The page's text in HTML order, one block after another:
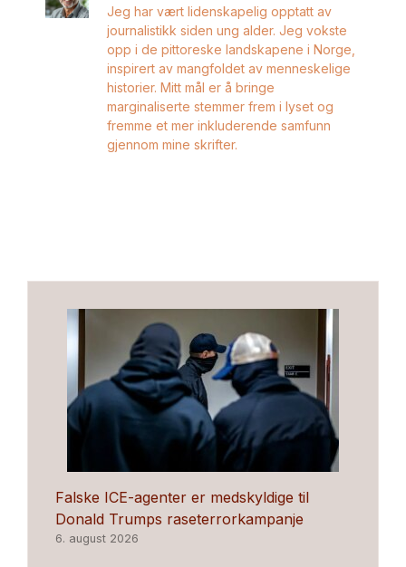
Jeg har vært lidenskapelig opptatt av
journalistikk siden ung alder. Jeg vokste
opp i de pittoreske landskapene i Norge,
inspirert av mangfoldet av menneskelige
historier. Mitt mål er å bringe
marginaliserte stemmer frem i lyset og
fremme et mer inkluderende samfunn
gjennom mine skrifter.
Falske ICE-agenter er medskyldige til
Donald Trumps raseterrorkampanje
6. august 2026